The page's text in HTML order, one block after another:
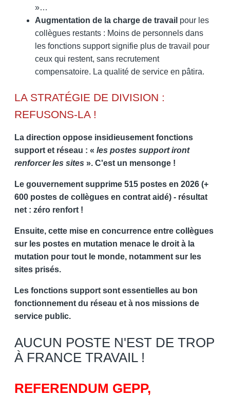
»…
Augmentation de la charge de travail pour les
collègues restants : Moins de personnels dans
les fonctions support signifie plus de travail pour
ceux qui restent, sans recrutement
compensatoire. La qualité de service en pâtira.
LA STRATÉGIE DE DIVISION :
REFUSONS-LA !
La direction oppose insidieusement fonctions
support et réseau : « les postes support iront
renforcer les sites ». C'est un mensonge !
Le gouvernement supprime 515 postes en 2026 (+
600 postes de collègues en contrat aidé) - résultat
net : zéro renfort !
Ensuite, cette mise en concurrence entre collègues
sur les postes en mutation menace le droit à la
mutation pour tout le monde, notamment sur les
sites prisés.
Les fonctions support sont essentielles au bon
fonctionnement du réseau et à nos missions de
service public.
AUCUN POSTE N'EST DE TROP
À FRANCE TRAVAIL !
REFERENDUM GEPP,